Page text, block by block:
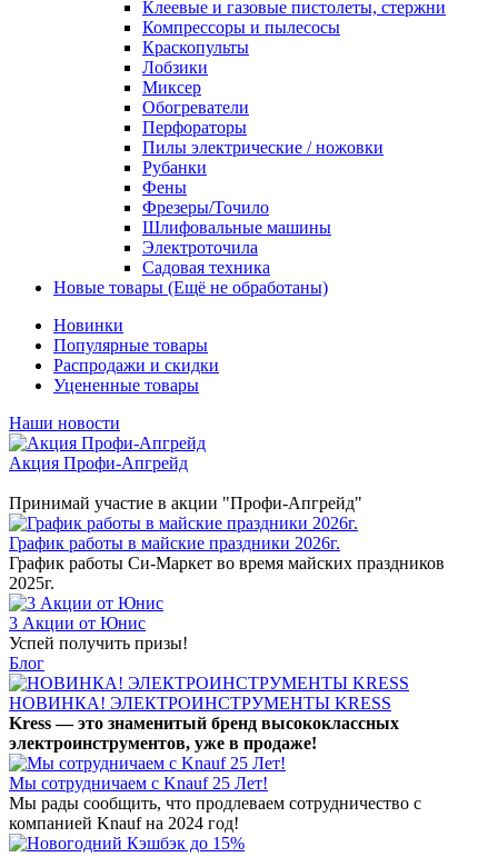
Клеевые и газовые пистолеты, стержни
Компрессоры и пылесосы
Краскопульты
Лобзики
Миксер
Обогреватели
Перфораторы
Пилы электрические / ножовки
Рубанки
Фены
Фрезеры/Точило
Шлифовальные машины
Электроточила
Садовая техника
Новые товары (Ещё не обработаны)
Новинки
Популярные товары
Распродажи и скидки
Уцененные товары
Наши новости
Акция Профи-Апгрейд
Принимай участие в акции "Профи-Апгрейд"
График работы в майские праздники 2026г.
График работы Си-Маркет во время майских праздников
2025г.
3 Акции от Юнис
Успей получить призы!
Блог
НОВИНКА! ЭЛЕКТРОИНСТРУМЕНТЫ KRESS
Kress — это знаменитый бренд высококлассных
электроинструментов, уже в продаже!
Мы сотрудничаем с Knauf 25 Лет!
Мы рады сообщить, что продлеваем сотрудничество с
компанией Knauf на 2024 год!